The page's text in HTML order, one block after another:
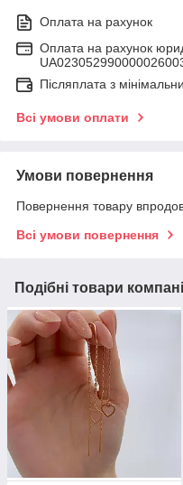
Оплата на рахунок
Оплата на рахунок
Післяплата з
Всі умови оплати
Умови повернення
Повернення товару
Всі умови повернення
Подібні товари